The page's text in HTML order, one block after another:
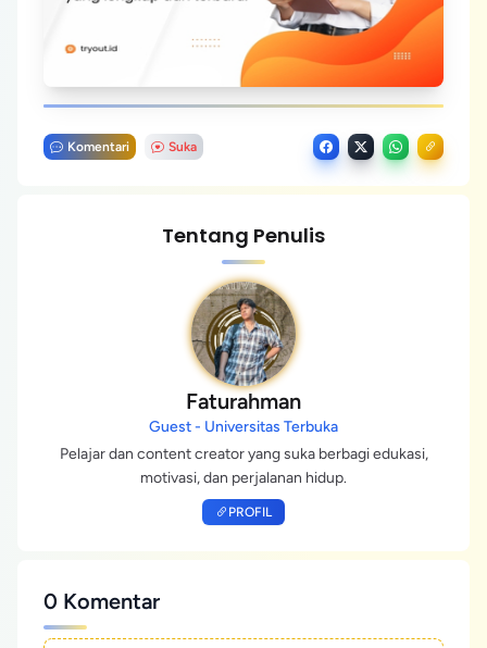
Komentari Suka
Tentang Penulis
Faturahman
Guest - Universitas Terbuka
Pelajar dan content creator yang suka berbagi edukasi,
motivasi, dan perjalanan hidup.
PROFIL
0 Komentar